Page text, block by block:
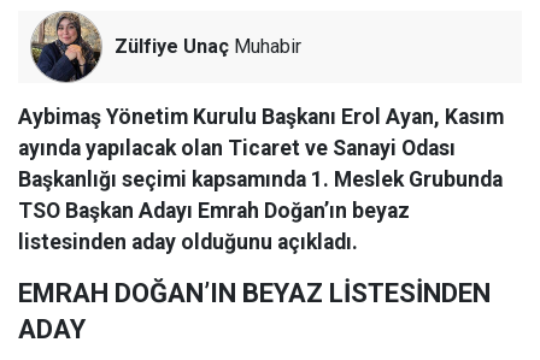
Zülfiye Unaç Muhabir
Aybimaş Yönetim Kurulu Başkanı Erol Ayan, Kasım
ayında yapılacak olan Ticaret ve Sanayi Odası
Başkanlığı seçimi kapsamında 1. Meslek Grubunda
TSO Başkan Adayı Emrah Doğan’ın beyaz
listesinden aday olduğunu açıkladı.
EMRAH DOĞAN’IN BEYAZ LİSTESİNDEN
ADAY